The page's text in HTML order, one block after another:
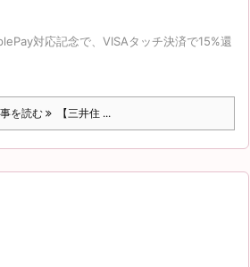
対応記念で、VISAタッチ決済で15%還
を読む 【三井住 ...